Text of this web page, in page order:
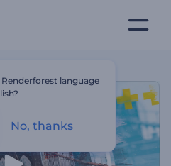
language
No, thanks